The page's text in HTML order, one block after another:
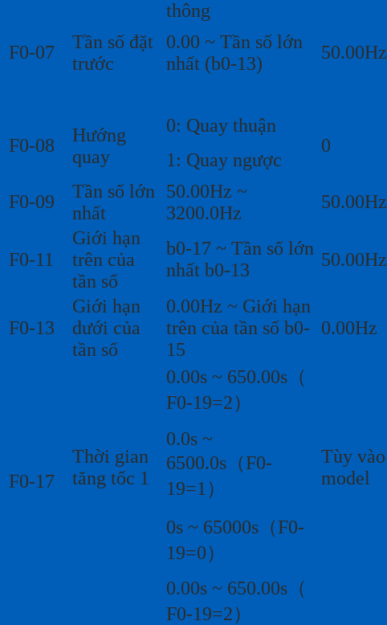
thông
F0-07
Tần số đặt
trước
0.00 ~ Tần số lớn
nhất (b0-13)
50.00Hz
F0-08
Hướng
quay
0: Quay thuận
1: Quay ngược
0
F0-09
Tần số lớn
nhất
50.00Hz ~
3200.0Hz
50.00Hz
F0-11
Giới hạn
trên của
tần số
b0-17 ~ Tần số lớn
nhất b0-13
50.00Hz
F0-13
Giới hạn
dưới của
tần số
0.00Hz ~ Giới hạn
trên của tần số b0-
15
0.00Hz
F0-17
Thời gian
tăng tốc 1
0.00s ~ 650.00s（
F0-19=2）
0.0s ~
6500.0s（F0-
19=1）
0s ~ 65000s（F0-
19=0）
Tùy vào
model
0.00s ~ 650.00s（
F0-19=2）